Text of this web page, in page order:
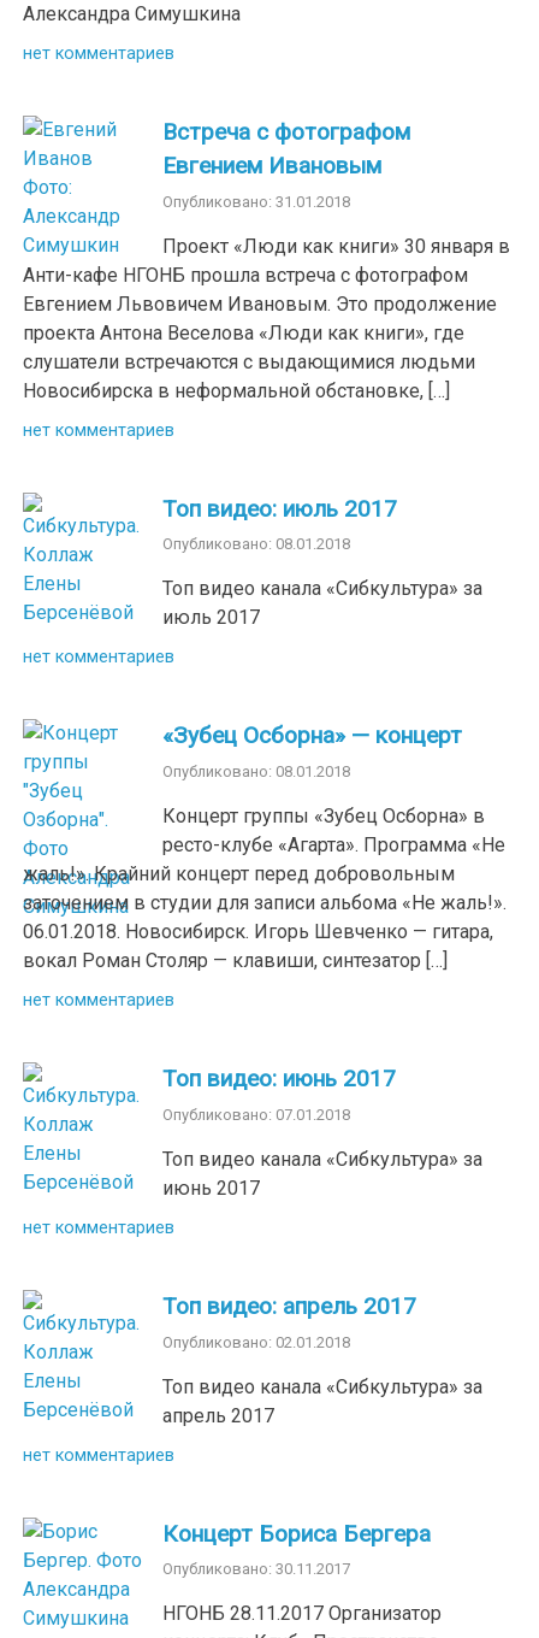
Александра Симушкина
нет комментариев
Встреча с фотографом
Евгением Ивановым
Опубликовано: 31.01.2018
Проект «Люди как книги» 30 января в
Анти-кафе НГОНБ прошла встреча с фотографом
Евгением Львовичем Ивановым. Это продолжение
проекта Антона Веселова «Люди как книги», где
слушатели встречаются с выдающимися людьми
Новосибирска в неформальной обстановке, […]
нет комментариев
Топ видео: июль 2017
Опубликовано: 08.01.2018
Топ видео канала «Сибкультура» за
июль 2017
нет комментариев
«Зубец Осборна» — концерт
Опубликовано: 08.01.2018
Концерт группы «Зубец Осборна» в
ресто-клубе «Агарта». Программа «Не
жаль!». Крайний концерт перед добровольным
заточением в студии для записи альбома «Не жаль!».
06.01.2018. Новосибирск. Игорь Шевченко — гитара,
вокал Роман Столяр — клавиши, синтезатор […]
нет комментариев
Топ видео: июнь 2017
Опубликовано: 07.01.2018
Топ видео канала «Сибкультура» за
июнь 2017
нет комментариев
Топ видео: апрель 2017
Опубликовано: 02.01.2018
Топ видео канала «Сибкультура» за
апрель 2017
нет комментариев
Концерт Бориса Бергера
Опубликовано: 30.11.2017
НГОНБ 28.11.2017 Организатор